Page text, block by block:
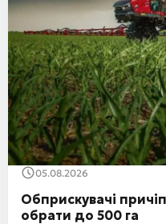
Обприскувачі
обрати до 500 га
05.08.2026